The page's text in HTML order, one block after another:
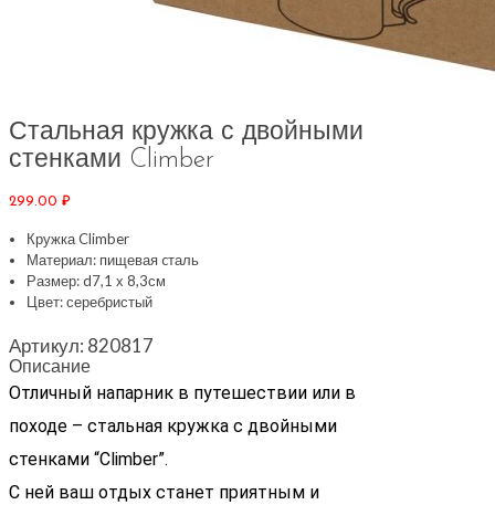
Стальная кружка с двойными
стенками Climber
299.00 ₽
Кружка Climber
Материал: пищевая cталь
Размер: d7,1 х 8,3см
Цвет: серебристый
Артикул: 820817
Описание
Отличный напарник в путешествии или в
походе – стальная кружка с двойными
стенками “Climber”.
С ней ваш отдых станет приятным и